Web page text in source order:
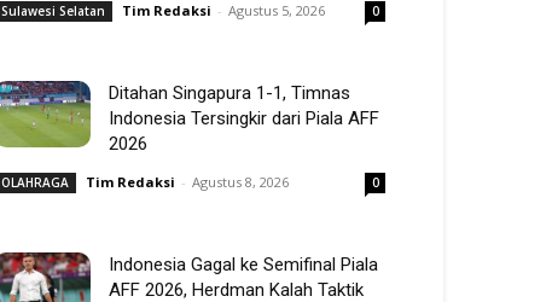
Sulawesi Selatan Tim Redaksi - Agustus 5, 2026 0
Ditahan Singapura 1-1, Timnas
Indonesia Tersingkir dari Piala AFF
2026
OLAHRAGA Tim Redaksi - Agustus 8, 2026 0
Indonesia Gagal ke Semifinal Piala
AFF 2026, Herdman Kalah Taktik